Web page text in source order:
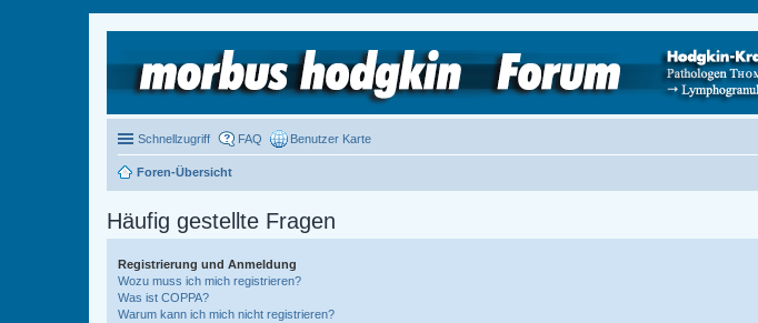
Schnellzugriff FAQ Benutzer Karte
Foren-Übersicht
Häufig gestellte Fragen
Registrierung und Anmeldung
Wozu muss ich mich registrieren?
Was ist COPPA?
Warum kann ich mich nicht registrieren?